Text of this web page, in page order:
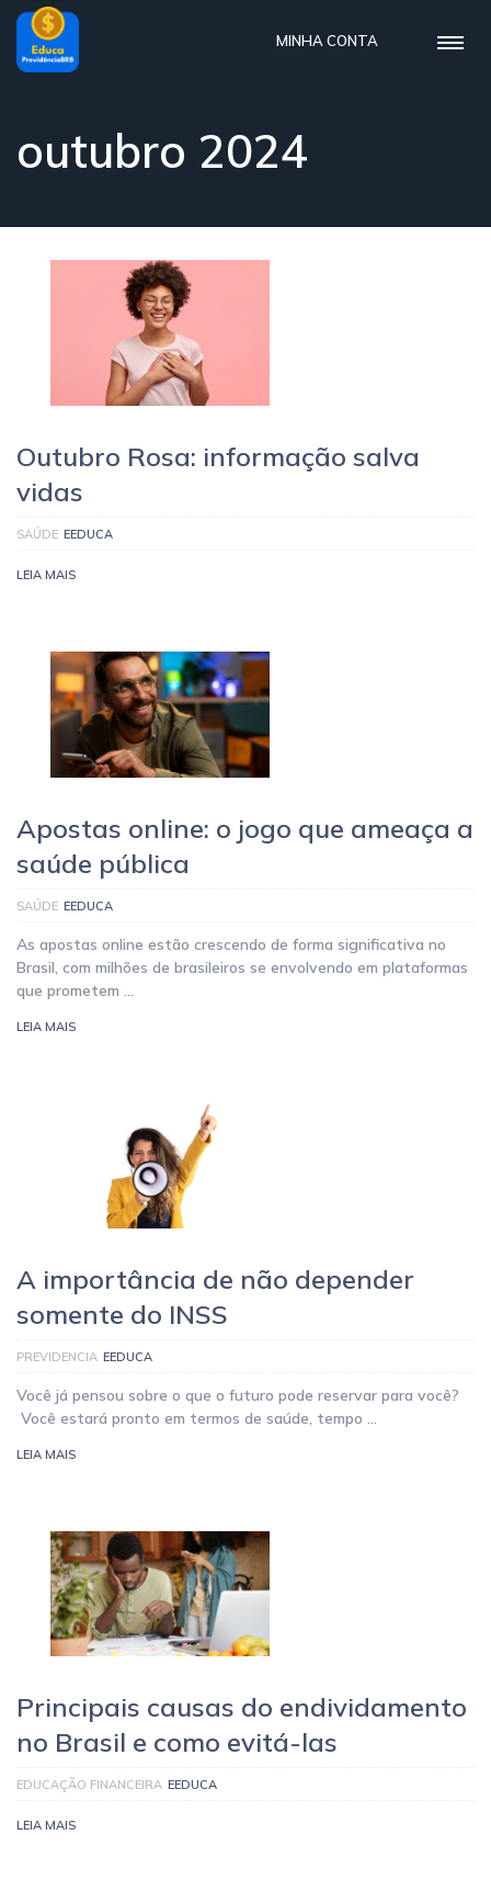
MINHA CONTA
outubro 2024
Outubro Rosa: informação salva
vidas
SAÚDE EEDUCA
LEIA MAIS
Apostas online: o jogo que ameaça a
saúde pública
SAÚDE EEDUCA
As apostas online estão crescendo de forma significativa no
Brasil, com milhões de brasileiros se envolvendo em plataformas
que prometem …
LEIA MAIS
A importância de não depender
somente do INSS
PREVIDENCIA EEDUCA
Você já pensou sobre o que o futuro pode reservar para você?
Você estará pronto em termos de saúde, tempo …
LEIA MAIS
Principais causas do endividamento
no Brasil e como evitá-las
EDUCAÇÃO FINANCEIRA EEDUCA
LEIA MAIS